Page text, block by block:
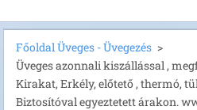
Főoldal Üveges - Üvegezés >
Üveges azonnali kiszállással ,
Kirakat, Erkély, előtető , thermó,
Biztosítóval egyeztetett árakon.